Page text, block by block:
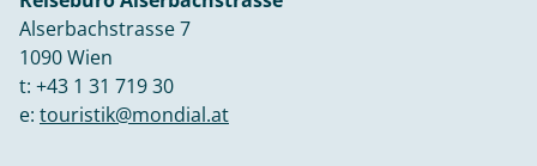
Alserbachstrasse 7
1090 Wien
t: +43 1 31 719 30
e: touristik@mondial.at